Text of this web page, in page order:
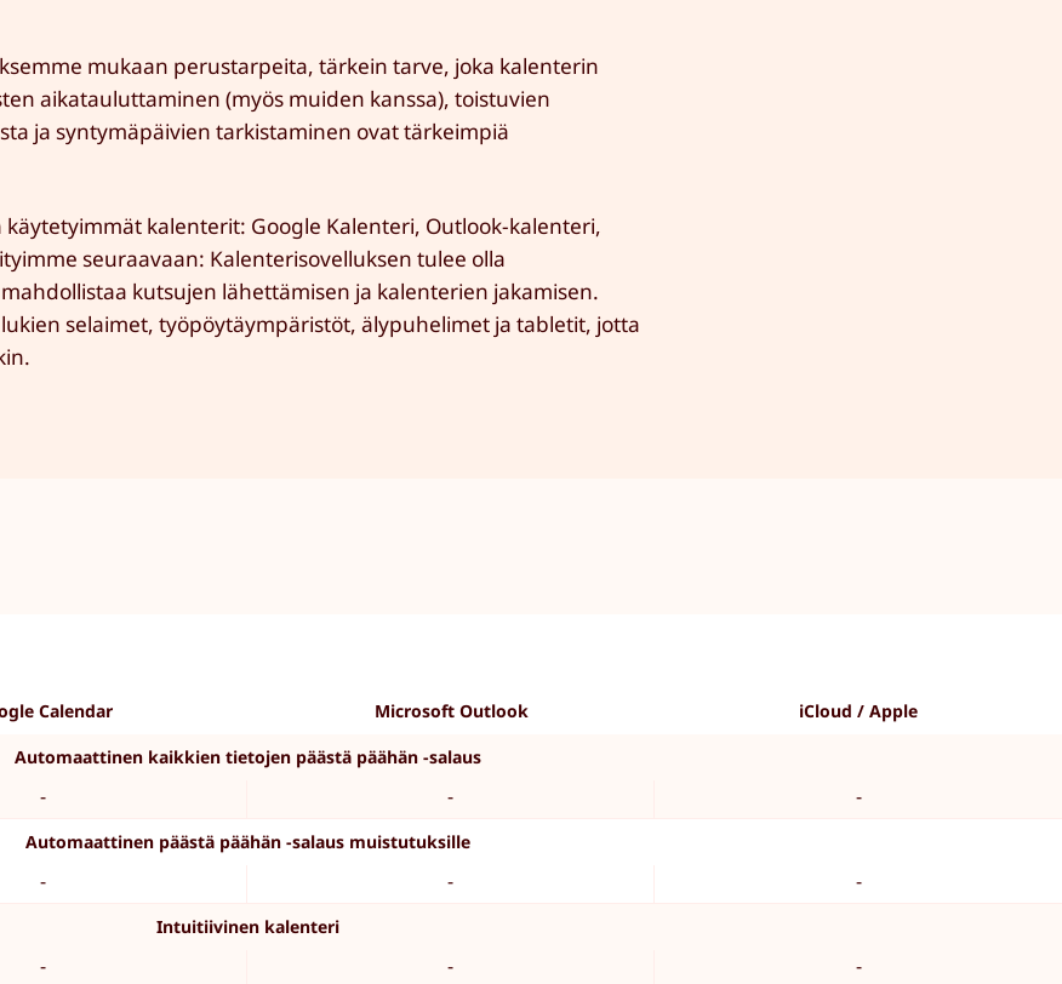
mukaan perustarpeita, tärkein tarve, joka kalenterin
aikatauluttaminen (myös muiden kanssa), toistuvien
ja syntymäpäivien tarkistaminen ovat tärkeimpiä
kalenterit: Google Kalenteri, Outlook-kalenteri,
seuraavaan: Kalenterisovelluksen tulee olla
kutsujen lähettämisen ja kalenterien jakamisen.
selaimet, työpöytäympäristöt, älypuhelimet ja tabletit, jotta
Calendar Microsoft Outlook iCloud / Apple
Automaattinen kaikkien tietojen päästä päähän -salaus
- - -
Automaattinen päästä päähän -salaus muistutuksille
- - -
Intuitiivinen kalenteri
- - -